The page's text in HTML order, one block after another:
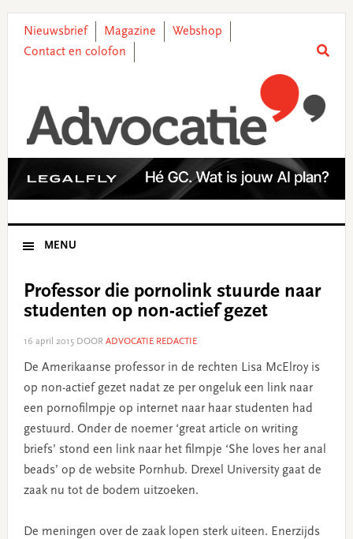
primary
main
primary
footer
Nieuwsbrief Magazine
Webshop
Contact en colofon
MENU
Professor die pornolink stuurde naar
studenten op non-actief gezet
16 april 2015DOOR ADVOCATIE REDACTIE
De Amerikaanse professor in de rechten Lisa McElroy is
op non-actief gezet nadat ze per ongeluk een link naar
een pornofilmpje op internet naar haar studenten had
gestuurd. Onder de noemer ‘great article on writing
briefs’ stond een link naar het filmpje ‘She loves her anal
beads’ op de website Pornhub. Drexel University gaat de
zaak nu tot de bodem uitzoeken.
De meningen over de zaak lopen sterk uiteen. Enerzijds